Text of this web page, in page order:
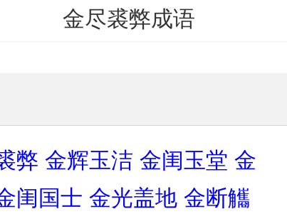
金尽裘弊成语
弊 金辉玉洁 金闺玉堂 金
闺国士 金光盖地 金断觿